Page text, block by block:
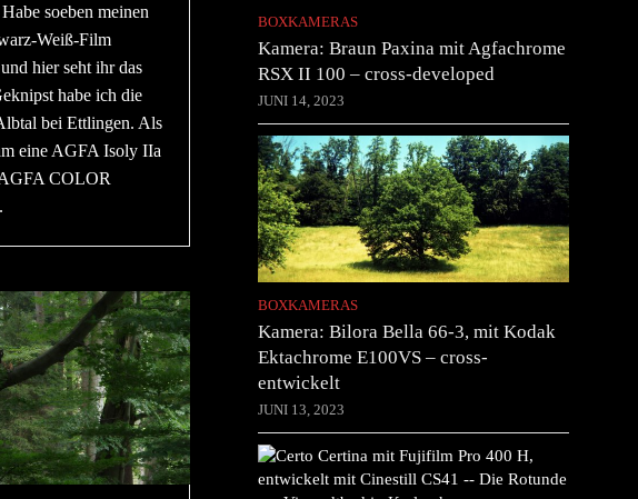
soeben meinen
Weiß-Film
hier seht ihr das
habe ich die
bei Ettlingen. Als
eine AGFA Isoly IIa
COLOR
BOXKAMERAS
Kamera: Braun Paxina mit Agfachrome
RSX II 100 – cross-developed
JUNI 14, 2023
BOXKAMERAS
Kamera: Bilora Bella 66-3, mit Kodak
Ektachrome E100VS – cross-
entwickelt
JUNI 13, 2023